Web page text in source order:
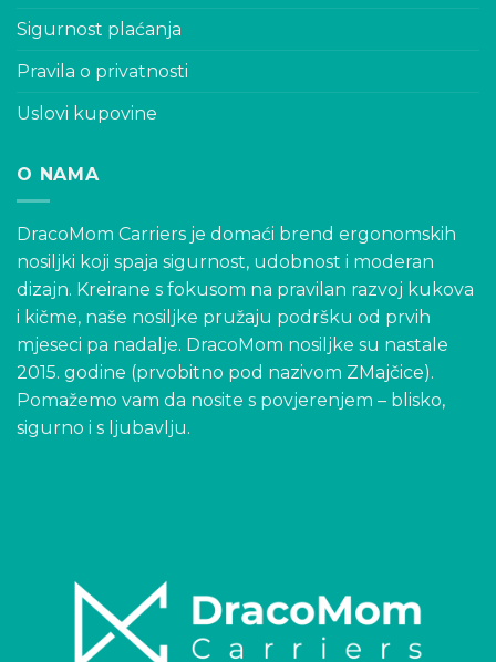
Sigurnost plaćanja
Pravila o privatnosti
Uslovi kupovine
O NAMA
DracoMom Carriers je domaći brend ergonomskih
nosiljki koji spaja sigurnost, udobnost i moderan
dizajn. Kreirane s fokusom na pravilan razvoj kukova
i kičme, naše nosiljke pružaju podršku od prvih
mjeseci pa nadalje. DracoMom nosiljke su nastale
2015. godine (prvobitno pod nazivom ZMajčice).
Pomažemo vam da nosite s povjerenjem – blisko,
sigurno i s ljubavlju.